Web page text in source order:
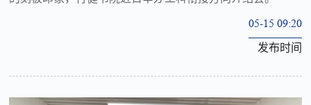
05-15 09:20
发布时间